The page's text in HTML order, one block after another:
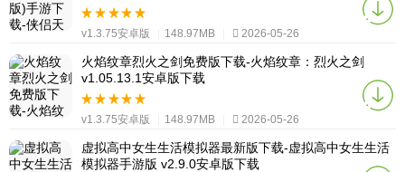
v1.3.75安卓版 148.97MB 2026-05-26
火焰纹章烈火之剑免费版下载-火焰纹章：烈火之剑
v1.05.13.1安卓版下载
v1.3.75安卓版 148.97MB 2026-05-26
虚拟高中女生生活模拟器最新版下载-虚拟高中女生生活
模拟器手游版 v2.9.0安卓版下载